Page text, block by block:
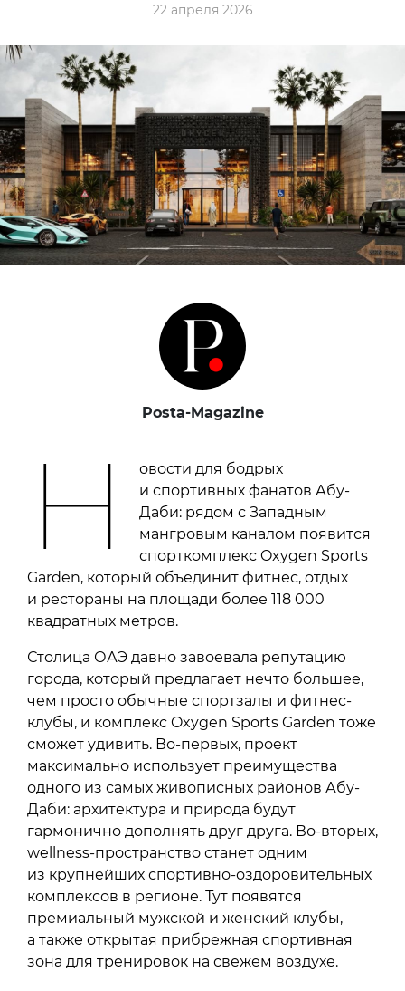
22 апреля 2026
Posta-Magazine
Н
овости для бодрых
и спортивных фанатов Абу-
Даби: рядом с Западным
мангровым каналом появится
спорткомплекс Oxygen Sports
Garden, который объединит фитнес, отдых
и рестораны на площади более 118 000
квадратных метров.
Столица ОАЭ давно завоевала репутацию
города, который предлагает нечто большее,
чем просто обычные спортзалы и фитнес-
клубы, и комплекс Oxygen Sports Garden тоже
сможет удивить. Во-первых, проект
максимально использует преимущества
одного из самых живописных районов Абу-
Даби: архитектура и природа будут
гармонично дополнять друг друга. Во-вторых,
wellness-пространство станет одним
из крупнейших спортивно-оздоровительных
комплексов в регионе. Тут появятся
премиальный мужской и женский клубы,
а также открытая прибрежная спортивная
зона для тренировок на свежем воздухе.